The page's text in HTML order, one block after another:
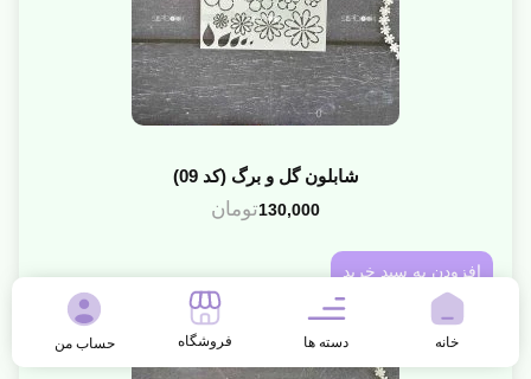
شابلون گل و برگ (کد 09)
130,000تومان
افزودن به سبد خرید
خانه دسته ها فروشگاه حساب من